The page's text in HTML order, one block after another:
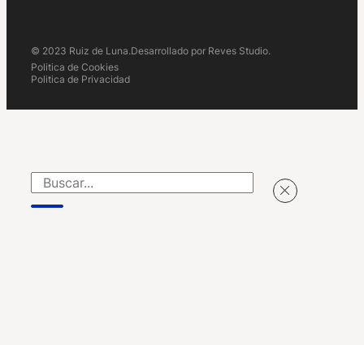
© 2023 Ruiz de Luna.Desarrollado por Reves Studio.
Politica de Cookies
Politica de Privacidad